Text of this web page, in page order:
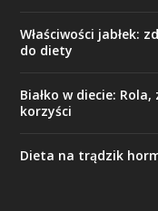
Właściwości jabłek:
do diety
Białko w diecie:
korzyści
Dieta na trądzik